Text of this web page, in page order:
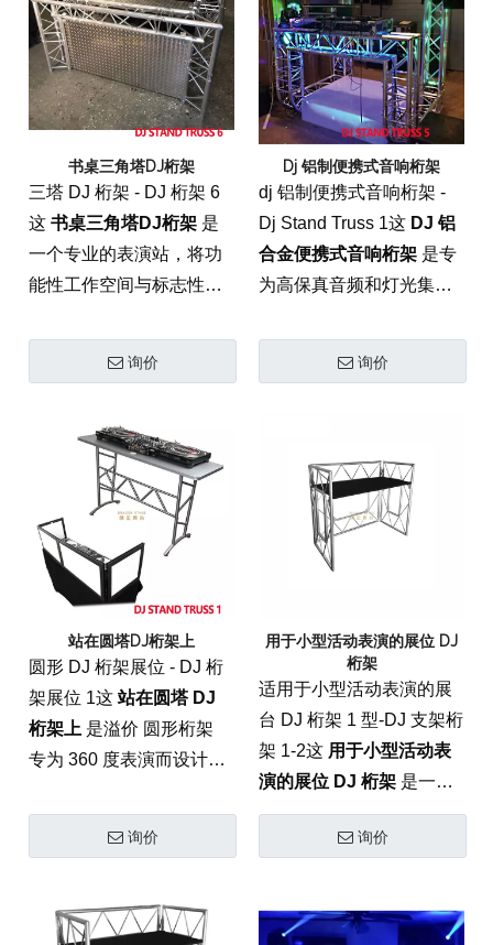
书桌三角塔DJ桁架
三塔 DJ 桁架 - DJ 桁架 6
这 书桌三角塔DJ桁架 是
一个专业的表演站，将功
能性工作空间与标志性的
成式系统由高级 6082-T6
提供专业的 负载能力 重型
DJ 设备和照明设备所需。
询价
Dj 铝制便携式音响桁架
dj 铝制便携式音响桁架 -
Dj Stand Truss 1这 DJ 铝
合金便携式音响桁架 是专
为高保真音频和灯光集成
案。这种轻质而重型的系
灯，使其成为终极移动设
备 音乐会和活动舞台解决
询价
站在圆塔DJ桁架上
圆形 DJ 桁架展位 - DJ 桁
架展位 1这站在圆塔 DJ
桁架上 是溢价 圆形桁架
专为 360 度表演而设计的
航天级 6082-T6 铝材制
DJ 和表演者集中展示，同
询价
用于小型活动表演的展位 DJ
桁架
适用于小型活动表演的展
台 DJ 桁架 1 型-DJ 支架桁
架 1-2这 用于小型活动表
演的展位 DJ 桁架 是一个
紧凑且高度通用的 活动桁
架 专为私密场所量身定制
成，提供专业的 负载能力
询价